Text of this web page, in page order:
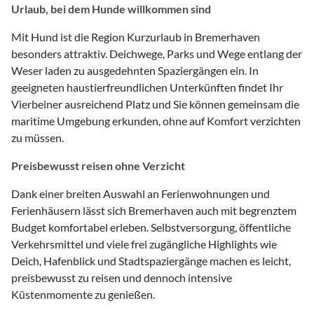
Urlaub, bei dem Hunde willkommen sind
Mit Hund ist die Region Kurzurlaub in Bremerhaven
besonders attraktiv. Deichwege, Parks und Wege entlang der
Weser laden zu ausgedehnten Spaziergängen ein. In
geeigneten haustierfreundlichen Unterkünften findet Ihr
Vierbeiner ausreichend Platz und Sie können gemeinsam die
maritime Umgebung erkunden, ohne auf Komfort verzichten
zu müssen.
Preisbewusst reisen ohne Verzicht
Dank einer breiten Auswahl an Ferienwohnungen und
Ferienhäusern lässt sich Bremerhaven auch mit begrenztem
Budget komfortabel erleben. Selbstversorgung, öffentliche
Verkehrsmittel und viele frei zugängliche Highlights wie
Deich, Hafenblick und Stadtspaziergänge machen es leicht,
preisbewusst zu reisen und dennoch intensive
Küstenmomente zu genießen.